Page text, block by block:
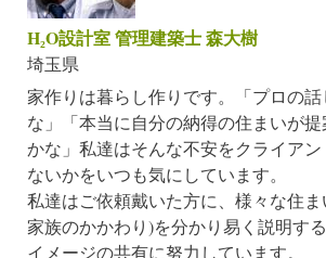
H₂O設計室 管理建築士 森大樹
埼玉県
家作りは暮らし作りです。「プロの
な」「本当に自分の納得の住まいが
かな」私達はそんな不安をクライア
ないかをいつも気にしています。
私達はご依頼戴いた方に、様々な住
家族のかかわり)を分かり易く説明する
イメージの共有に努力しています。